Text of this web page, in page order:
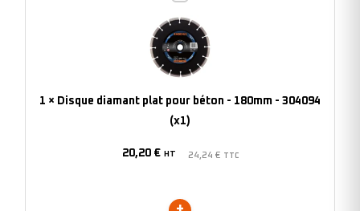
plat
pour
béton
180mm
304094
1 × Disque diamant plat pour béton - 180mm - 304094
(x1)
20,20 € HT 24,24 € TTC